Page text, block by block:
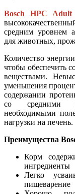
Bosch HPC Adult
средним уровнем
для животных,
Количество
чтобы обеспечить
веществами.
уменьшения
содержании
со средними
необходимыми
нагрузки на печень.
Преимущества
Корм
ингредиенты
Легко
пищеварение